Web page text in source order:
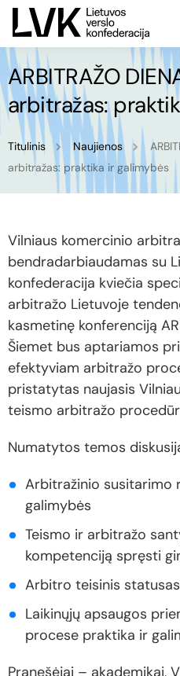
ARBITRAŽO
arbitražas:
Titulinis Naujienos
arbitražas: praktika ir galimybės
Vilniaus komercinio
bendradarbiaudamas su
konfederacija kviečia
arbitražo Lietuvoje
kasmetinę konferenciją
Šiemet bus aptariamos
efektyviam arbitražo
pristatytas naujasis
teismo arbitražo
Numatytos temos
Arbitražinio susitarimo
galimybės
Teismo ir arbitražo
kompetenciją spręsti
Arbitro teisinis
Laikinųjų apsaugos
procese praktika ir
Pranešėjai – akademikai,